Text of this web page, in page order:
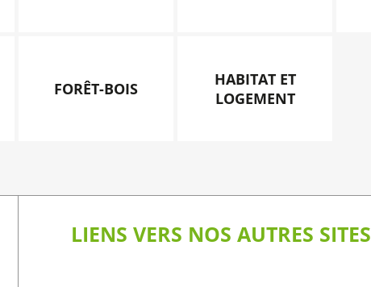
FORÊT-BOIS
HABITAT ET
LOGEMENT
LIENS VERS NOS AUTRES SITES